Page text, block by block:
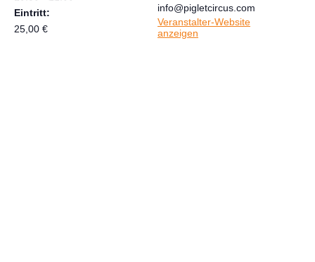
Eintritt:
25,00 €
info@pigletcircus.com
Veranstalter-Website
anzeigen